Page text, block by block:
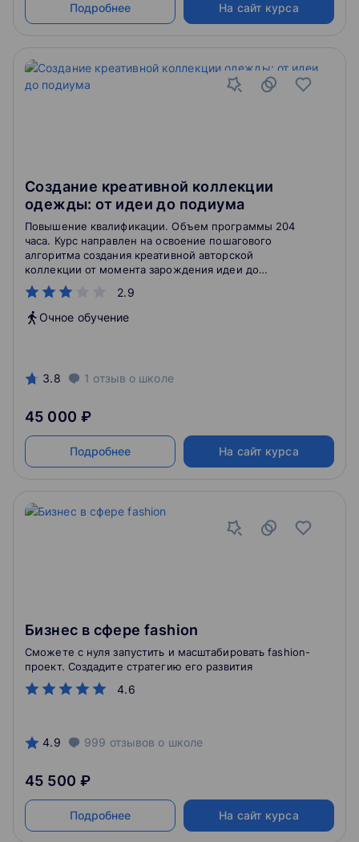
Подробнее На сайт курса
Создание креативной коллекции
одежды: от идеи до подиума
2.9
Повышение квалификации. Объем программы 204
часа. Курс направлен на освоение пошагового
алгоритма создания креативной авторской
коллекции от момента зарождения идеи до
воплощения ее в материале с целью дальнейшей
демонстрации коллекции на различных конкурсах,
для ее защиты в качестве дипломного проекта в
любом учебном заведении, для имиджевого
Очное обучение
3.8 1 отзыв о школе
45 000 ₽
Подробнее На сайт курса
Бизнес в сфере fashion
4.6
Сможете с нуля запустить и масштабировать fashion-
проект. Создадите стратегию его развития
4.9 999 отзывов о школе
45 500 ₽
Подробнее На сайт курса